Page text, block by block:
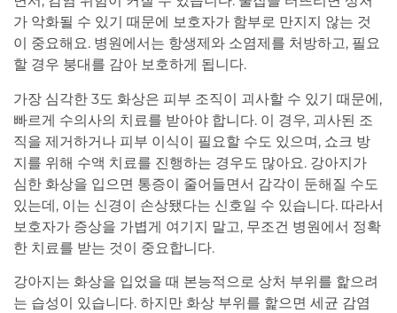
가 악화될 수 있기 때문에 보호자가 함부로 만지지 않는 것
이 중요해요. 병원에서는 항생제와 소염제를 처방하고, 필요
할 경우 붕대를 감아 보호하게 됩니다.
가장 심각한 3도 화상은 피부 조직이 괴사할 수 있기 때문에,
빠르게 수의사의 치료를 받아야 합니다. 이 경우, 괴사된 조
직을 제거하거나 피부 이식이 필요할 수도 있으며, 쇼크 방
지를 위해 수액 치료를 진행하는 경우도 많아요. 강아지가
심한 화상을 입으면 통증이 줄어들면서 감각이 둔해질 수도
있는데, 이는 신경이 손상됐다는 신호일 수 있습니다. 따라서
보호자가 증상을 가볍게 여기지 말고, 무조건 병원에서 정확
한 치료를 받는 것이 중요합니다.
강아지는 화상을 입었을 때 본능적으로 상처 부위를 핥으려
는 습성이 있습니다. 하지만 화상 부위를 핥으면 세균 감염